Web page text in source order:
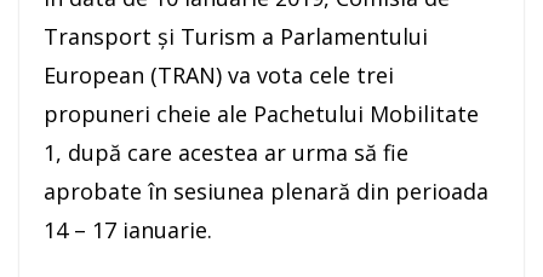
Transport şi Turism a Parlamentului
European (TRAN) va vota cele trei
propuneri cheie ale Pachetului Mobilitate
1, după care acestea ar urma să fie
aprobate în sesiunea plenară din perioada
14 – 17 ianuarie.